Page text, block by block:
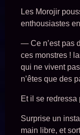
Les Morojir
enthousiastes
— Ce n’est pas
ces monstres !
qui ne vivent
n’êtes que des
Et il se
Surprise un
main libre, et